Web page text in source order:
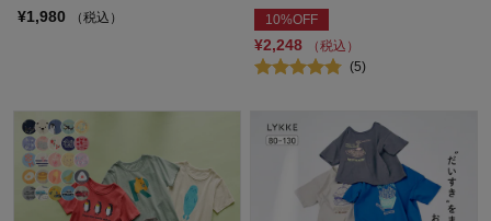
¥1,980 （税込）
10%OFF
¥2,248
（税込）
(5)